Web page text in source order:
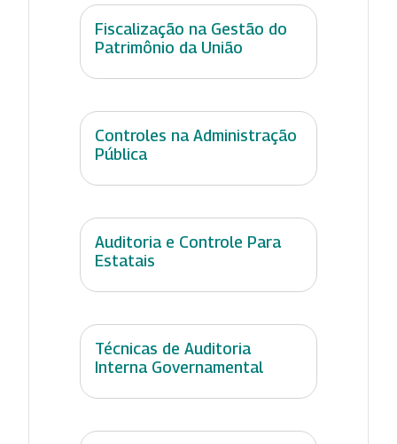
Fiscalização na Gestão do
Patrimônio da União
Controles na Administração
Pública
Auditoria e Controle Para
Estatais
Técnicas de Auditoria
Interna Governamental